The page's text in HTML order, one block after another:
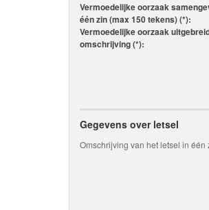
Vermoedelijke oorzaak
één zin (max 150 tekens) (*):
Vermoedelijke oorzaak
omschrijving (*):
Gegevens over letsel
Omschrijving van het letsel in één